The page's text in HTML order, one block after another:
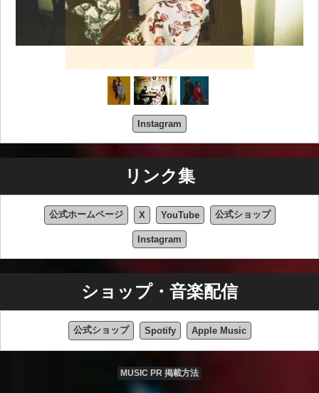
Instagram
リンク集
公式ホームページ X YouTube 公式ショップ
Instagram
ショップ・音楽配信
公式ショップ Spotify Apple Music
MUSIC PR 掲載方法